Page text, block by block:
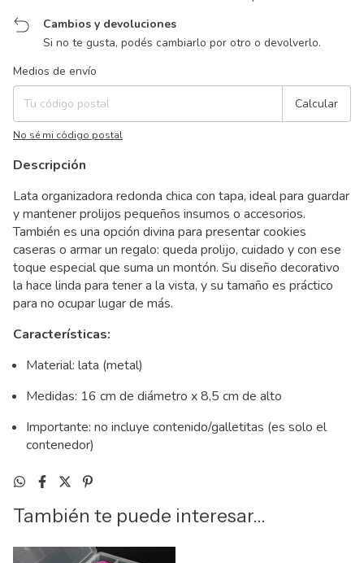
Cambios y devoluciones
Si no te gusta, podés cambiarlo por otro o devolverlo.
Entregas para el CP:
Medios de envío
Calcular
No sé mi código postal
Descripción
Lata organizadora redonda chica con tapa, ideal para guardar
y mantener prolijos pequeños insumos o accesorios.
También es una opción divina para presentar cookies
caseras o armar un regalo: queda prolijo, cuidado y con ese
toque especial que suma un montón. Su diseño decorativo
la hace linda para tener a la vista, y su tamaño es práctico
para no ocupar lugar de más.
Características:
Material: lata (metal)
Medidas: 16 cm de diámetro x 8,5 cm de alto
Importante: no incluye contenido/galletitas (es solo el
contenedor)
También te puede interesar...